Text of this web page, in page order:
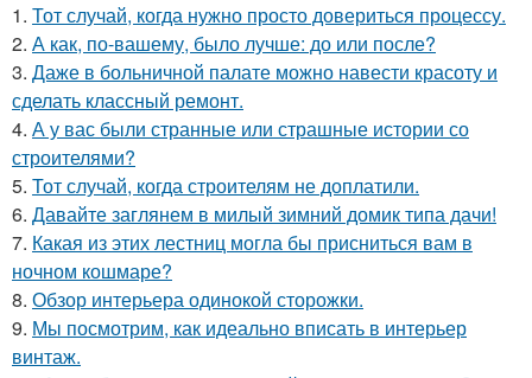
1. Тот случай, когда нужно просто довериться процессу.
2. А как, по-вашему, было лучше: до или после?
3. Даже в больничной палате можно навести красоту и
сделать классный ремонт.
4. А у вас были странные или страшные истории со
строителями?
5. Тот случай, когда строителям не доплатили.
6. Давайте заглянем в милый зимний домик типа дачи!
7. Какая из этих лестниц могла бы присниться вам в
ночном кошмаре?
8. Обзор интерьера одинокой сторожки.
9. Мы посмотрим, как идеально вписать в интерьер
винтаж.